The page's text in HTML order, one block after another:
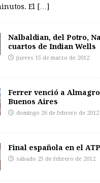
El […]
Nalbaldian, del Potro,
cuartos de Indian Wells
jueves 15 de marzo de 2012
Ferrer venció a
Buenos Aires
domingo 26 de febrero de 2012
Final española en el
sábado 25 de febrero de 2012